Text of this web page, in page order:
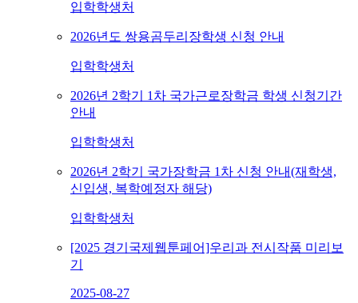
입학학생처
2026년도 쌍용곰두리장학생 신청 안내
입학학생처
2026년 2학기 1차 국가근로장학금 학생 신청기간
안내
입학학생처
2026년 2학기 국가장학금 1차 신청 안내(재학생,
신입생, 복학예정자 해당)
입학학생처
[2025 경기국제웹툰페어]우리과 전시작품 미리보
기
2025-08-27